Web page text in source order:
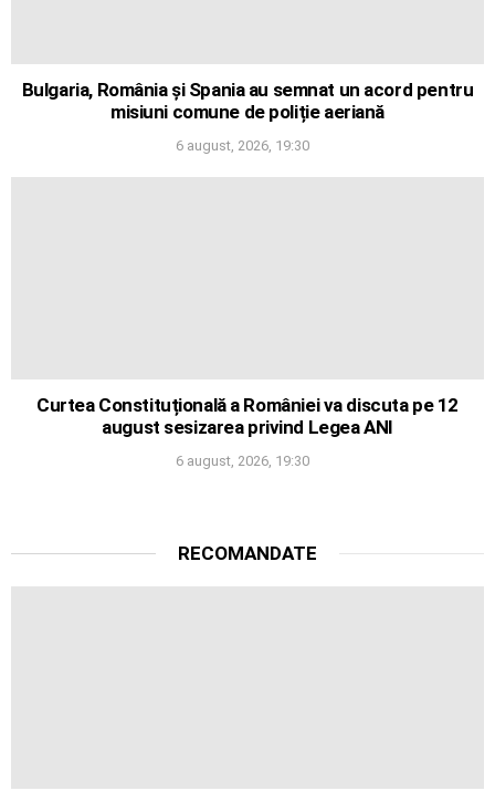
Bulgaria, România și Spania au semnat un acord pentru
misiuni comune de poliție aeriană
6 august, 2026, 19:30
Curtea Constituțională a României va discuta pe 12
august sesizarea privind Legea ANI
6 august, 2026, 19:30
RECOMANDATE